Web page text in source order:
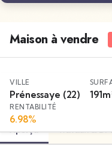
Maison à vendre
VILLE
Prénessaye (22) 191
RENTABILITÉ
6.98%
Aperçu Travaux &